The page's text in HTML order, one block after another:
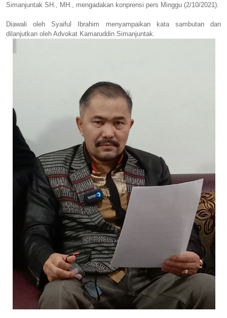
Simanjuntak SH., MH., mengadakan konprensi pers Minggu (2/10/2021).
Diawali oleh Syaiful Ibrahim menyampaikan kata sambutan dan
dilanjutkan oleh Advokat Kamaruddin Simanjuntak.